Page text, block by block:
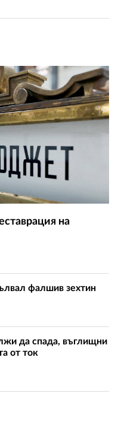
на
фалшив зехтин
да спада, въглищни
от ток